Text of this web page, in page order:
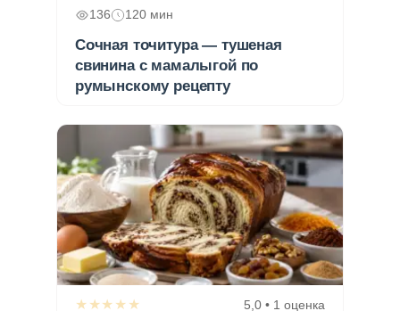
136 120 мин
Сочная точитура — тушеная
свинина с мамалыгой по
румынскому рецепту
★★★★★ 5,0 • 1 оценка